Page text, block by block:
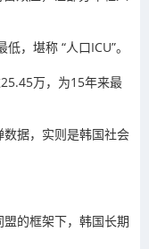
，堪称 “人口ICU”。
万，为15年来最
据，实则是韩国社会
的框架下，韩国长期